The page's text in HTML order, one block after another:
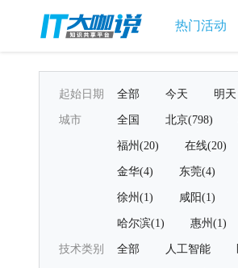
热门活动
起始日期 全部 今天 明天
城市 全国 北京(798)
福州(20) 在线(20)
金华(4) 东莞(4)
徐州(1) 咸阳(1)
哈尔滨(1) 惠州(1)
技术类别 全部 人工智能